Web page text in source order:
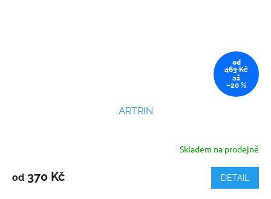
od
463 Kč
až
–20 %
ARTRIN
produktu
Skladem na prodejně
od 370 Kč DETAIL